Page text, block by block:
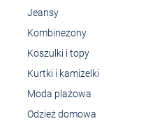
Jeansy
Kombinezony
Koszulki i topy
Kurtki i kamizelki
Moda plażowa
Odzież domowa